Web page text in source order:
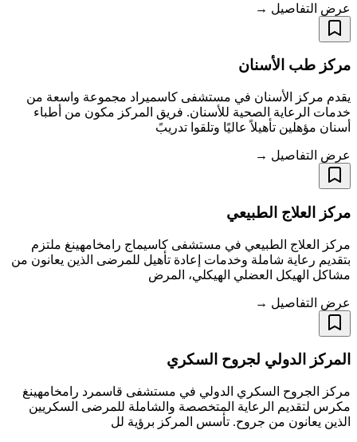
عرض التفاصيل →
مركز طب الأسنان
يقدم مركز الأسنان في مستشفى كاسميراد مجموعة واسعة من
خدمات الرعاية الصحية للأسنان. فريق المركز مكون من أطباء
أسنان مؤهلين تأهيلاً عاليًا وتلقوا تدريبً
عرض التفاصيل →
مركز العلاج الطبيعي
مركز العلاج الطبيعي في مستشفى كاسيماج رامخامهينغ ملتزم
بتقديم رعاية شاملة وخدمات إعادة تأهيل للمرضى الذين يعانون من
مشاكل الهيكل العضلي الهيكلي، المرض
عرض التفاصيل →
المركز الدولي لجروح السكري
مركز الجروح السكري الدولي في مستشفى قاسمرد رامخامهينغ
مكرس لتقديم الرعاية المتخصصة والشاملة للمرضى السكريين
الذين يعانون من جروح. تأسس المركز برؤية لل